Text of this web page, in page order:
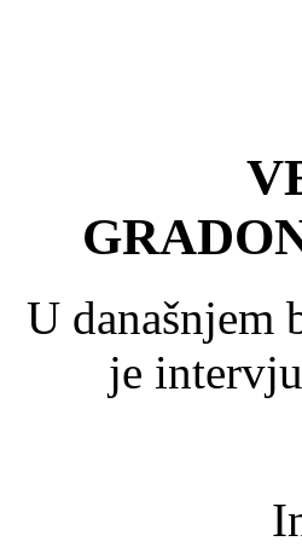
U današnjem
je